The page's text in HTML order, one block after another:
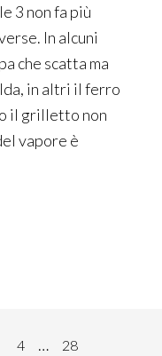
3 non fa più
In alcuni
che scatta ma
in altri il ferro
il grilletto non
vapore è
Page
4
Interim
… Page
28